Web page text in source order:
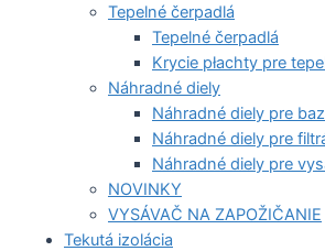
Tepelné čerpadlá
Tepelné čerpadlá
Krycie płachty pre
Náhradné diely
Náhradné diely pre
Náhradné diely pre
Náhradné diely pre
NOVINKY
VYSÁVAČ NA ZAPOŽIČANIE
Tekutá izolácia